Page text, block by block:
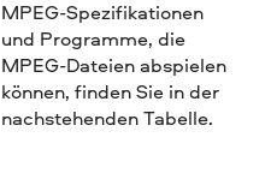
MPEG-Spezifikationen
und Programme, die
MPEG-Dateien abspielen
können, finden Sie in der
nachstehenden Tabelle.